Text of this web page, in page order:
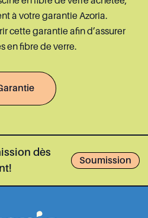
à votre garantie Azoria.
cette garantie afin d’assurer
en fibre de verre.
dès
Soumission